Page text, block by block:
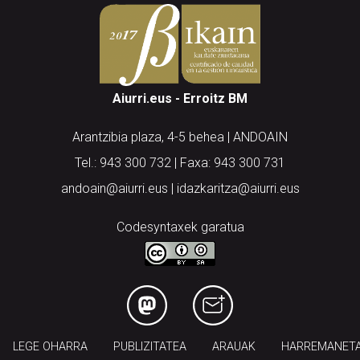
Aiurri.eus - Erroitz BM
Arantzibia plaza, 4-5 behea | ANDOAIN
Tel.: 943 300 732 | Faxa: 943 300 731
andoain@aiurri.eus | idazkaritza@aiurri.eus
Codesyntaxek garatua
LEGE OHARRA PUBLIZITATEA ARAUAK